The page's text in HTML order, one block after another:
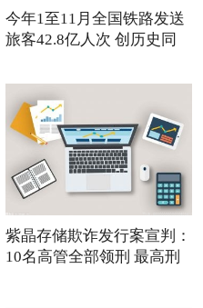
今年1至11月全国铁路发送
旅客42.8亿人次 创历史同
紫晶存储欺诈发行案宣判：
10名高管全部领刑 最高刑